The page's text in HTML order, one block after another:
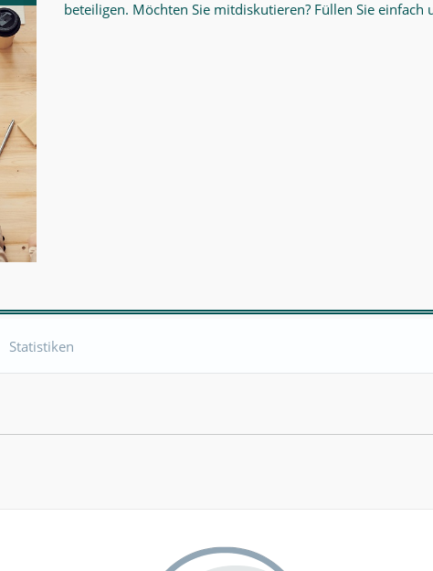
beteiligen. Möchten Sie mitdiskutieren? Füllen Sie einfach
Statistiken